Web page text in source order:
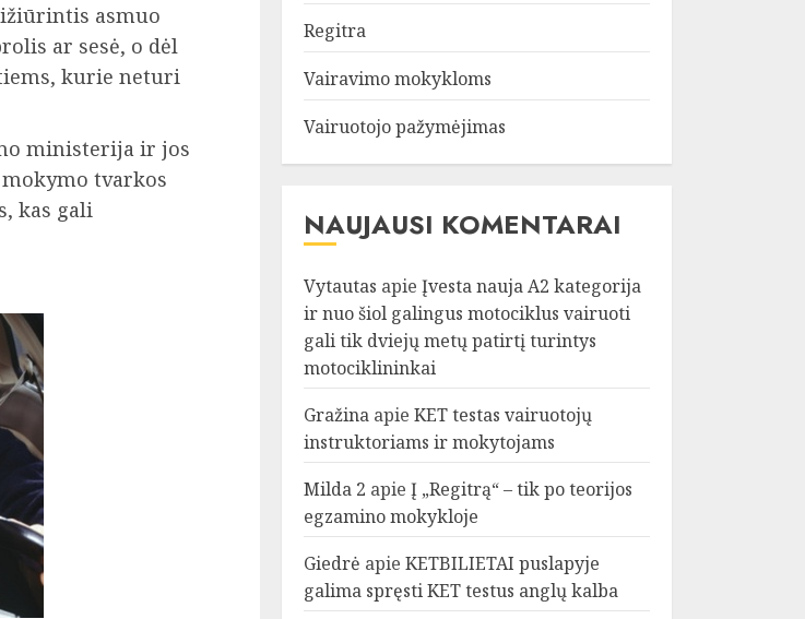
asmuo
ar sesė, o dėl
kurie neturi
ministerija ir jos
tvarkos
kas gali
Regitra
Vairavimo mokykloms
Vairuotojo pažymėjimas
NAUJAUSI KOMENTARAI
Vytautas apieĮvesta nauja A2 kategorija
ir nuo šiol galingus motociklus vairuoti
gali tik dviejų metų patirtį turintys
motociklininkai
Gražina apieKET testas vairuotojų
instruktoriams ir mokytojams
Milda 2 apieĮ „Regitrą“ – tik po teorijos
egzamino mokykloje
Giedrė apieKETBILIETAI puslapyje
galima spręsti KET testus anglų kalba